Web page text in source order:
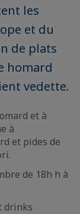
les
et du
de plats
homard
vedette.
et à
à
et pides de
de 18h h à
drinks